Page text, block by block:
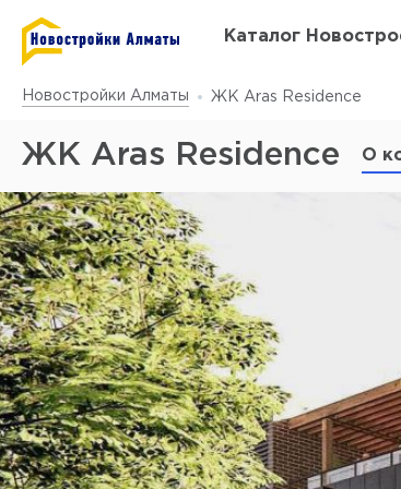
Каталог
Новостройки Алматы ЖК Aras Residence
ЖК Aras Residence О